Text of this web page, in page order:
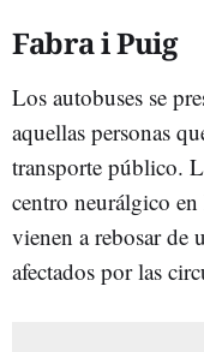
Fabra i Puig
Los autobuses se
aquellas personas
transporte público.
centro neurálgico
vienen a rebosar de
afectados por las